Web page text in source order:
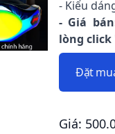
- Kiểu
- Giá
lòng
Đặt
Giá: